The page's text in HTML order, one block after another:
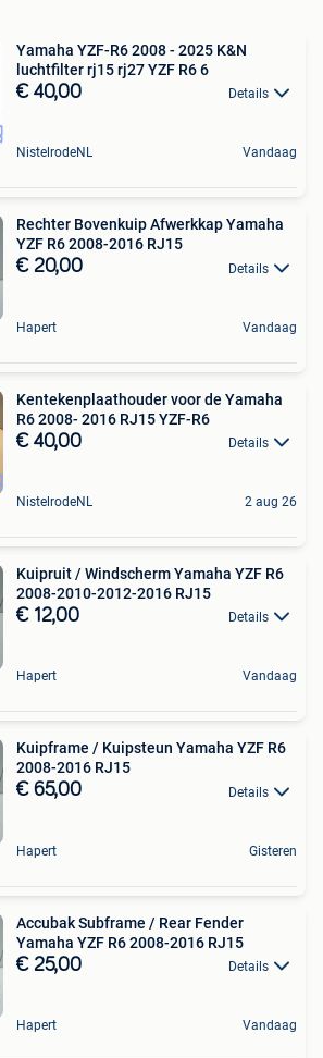
Yamaha YZF-R6 2008 - 2025 K&N
luchtfilter rj15 rj27 YZF R6 6
€ 40,00 Details
NistelrodeNL Vandaag
Rechter Bovenkuip Afwerkkap Yamaha
YZF R6 2008-2016 RJ15
€ 20,00 Details
Hapert Vandaag
Kentekenplaathouder voor de Yamaha
R6 2008- 2016 RJ15 YZF-R6
€ 40,00 Details
NistelrodeNL 2 aug 26
Kuipruit / Windscherm Yamaha YZF R6
2008-2010-2012-2016 RJ15
€ 12,00 Details
Hapert Vandaag
Kuipframe / Kuipsteun Yamaha YZF R6
2008-2016 RJ15
€ 65,00 Details
Hapert Gisteren
Accubak Subframe / Rear Fender
Yamaha YZF R6 2008-2016 RJ15
€ 25,00 Details
Hapert Vandaag